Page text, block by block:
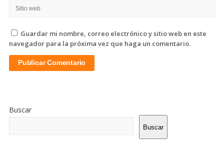
Guardar mi nombre, correo electrónico y sitio web en este
navegador para la próxima vez que haga un comentario.
De
La
Lateral
Buscar
Buscar